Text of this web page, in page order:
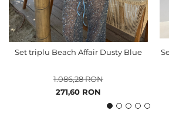
Set triplu Beach Affair Dusty Blue
Pret
271,60 RON
1.086,28 RON